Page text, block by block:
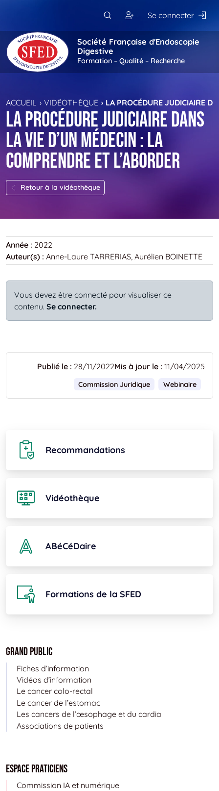
Se connecter
Société Française d'Endoscopie
Digestive
Formation – Qualité – Recherche
ACCUEIL VIDÉOTHÈQUE LA PROCÉDURE JUDICIAIRE
La procédure judiciaire dans
la vie d’un médecin : la
comprendre et l’aborder
Retour à la vidéothèque
Année : 2022
Auteur(s) : Anne-Laure TARRERIAS, Aurélien BOINETTE
Vous devez être connecté pour visualiser ce
contenu. Se connecter.
Publié le : 28/11/2022Mis à jour le : 11/04/2025
Commission Juridique Webinaire
Recommandations
Vidéothèque
ABéCéDaire
Formations de la SFED
Grand public
Fiches d’information
Vidéos d’information
Le cancer colo-rectal
Le cancer de l’estomac
Les cancers de l’œsophage et du cardia
Associations de patients
Espace Praticiens
Commission IA et numérique